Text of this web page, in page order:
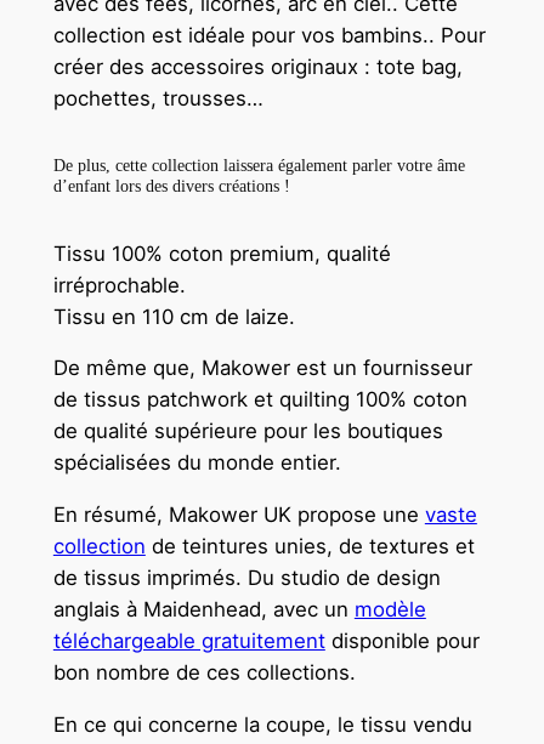
collection est idéale pour vos bambins.. Pour
créer des accessoires originaux : tote bag,
pochettes, trousses…
De plus, cette collection laissera également parler votre âme
d’enfant lors des divers créations !
Tissu 100% coton premium, qualité
irréprochable.
Tissu en 110 cm de laize.
De même que, Makower est un fournisseur
de tissus patchwork et quilting 100% coton
de qualité supérieure pour les boutiques
spécialisées du monde entier.
En résumé, Makower UK propose une vaste
collection de teintures unies, de textures et
de tissus imprimés. Du studio de design
anglais à Maidenhead, avec un modèle
téléchargeable gratuitementdisponible pour
bon nombre de ces collections.
En ce qui concerne la coupe, le tissu vendu